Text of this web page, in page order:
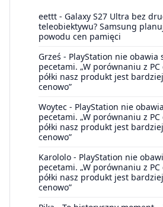
eettt - Galaxy S27 Ultra bez
teleobiektywu? Samsung
powodu cen pamięci
Grześ - PlayStation nie obawia
pecetami. „W porównaniu z
półki nasz produkt jest
cenowo”
Woytec - PlayStation nie
pecetami. „W porównaniu z
półki nasz produkt jest
cenowo”
Karololo - PlayStation nie
pecetami. „W porównaniu z
półki nasz produkt jest
cenowo”